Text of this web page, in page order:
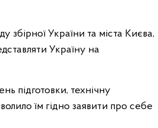
збірної України та міста Києва,
Україну на
підготовки, технічну
їм гідно заявити про себе